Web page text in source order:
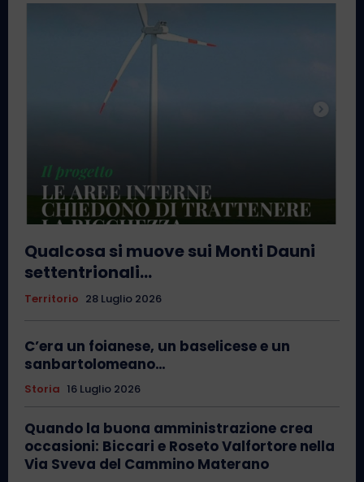
Qualcosa si muove sui Monti Dauni
settentrionali…
Territorio 28 Luglio 2026
C’era un foianese, un baselicese e un
sanbartolomeano…
Storia 16 Luglio 2026
Quando la buona amministrazione crea
occasioni: Biccari e Roseto Valfortore nella
Via Sveva del Cammino Materano